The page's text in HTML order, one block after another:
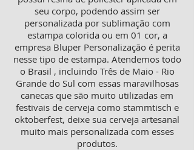
seu corpo, podendo assim ser
personalizada por sublimação com
estampa colorida ou em 01 cor, a
empresa Bluper Personalização é perita
nesse tipo de estampa. Atendemos todo
o Brasil , incluindo Três de Maio - Rio
Grande do Sul com essas maravilhosas
canecas que são muito utilizadas em
festivais de cerveja como stammtisch e
oktoberfest, deixe sua cerveja artesanal
muito mais personalizada com esses
produtos.